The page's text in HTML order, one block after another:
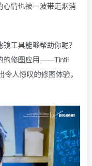
心情也被一波带走烟消
工具能够帮助你呢？
的修图应用——Tintii
人惊叹的修图体验，